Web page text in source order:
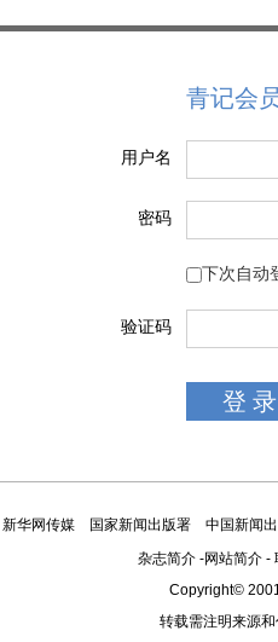
青记会
用户名
密码
下次自动
验证码
新华网传媒 国家新闻出版署
中国新闻
杂志简介 -网站简介 -
Copyright©
转载需注明来源